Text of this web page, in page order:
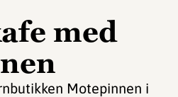
med
Motepinnen i